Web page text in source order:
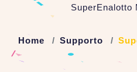
SuperEnalotto
Home Supporto